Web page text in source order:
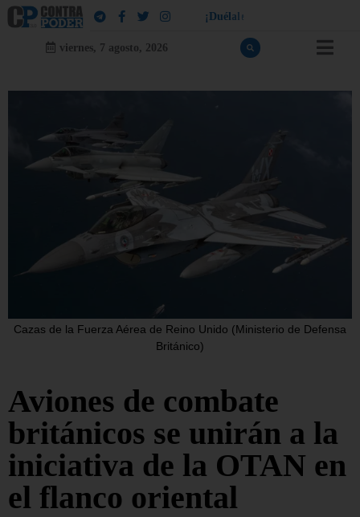
¡ Dué a e
viernes, 7 agosto, 2026
Cazas de la Fuerza Aérea de Reino Unido (Ministerio de Defensa
Británico)
Aviones de combate
británicos se unirán a la
iniciativa de la OTAN en
el flanco oriental